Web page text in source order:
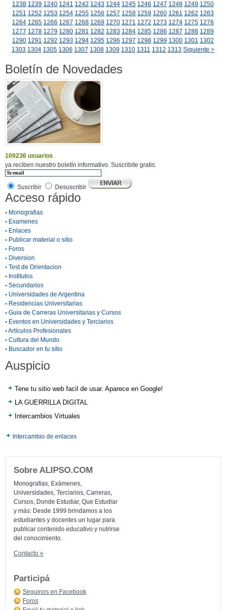
1238 1239 1240 1241 1242 1243 1244 1245 1246 1247 1248 1249 1250
1251 1252 1253 1254 1255 1256 1257 1258 1259 1260 1261 1262 1263
1264 1265 1266 1267 1268 1269 1270 1271 1272 1273 1274 1275 1276
1277 1278 1279 1280 1281 1282 1283 1284 1285 1286 1287 1288 1289
1290 1291 1292 1293 1294 1295 1296 1297 1298 1299 1300 1301 1302
1303 1304 1305 1306 1307 1308 1309 1310 1311 1312 1313 Siguiente >
Boletín de Novedades
109236 usuarios
ya reciben nuestro boletín informativo. Suscribite gratis.
Suscribir Desuscribir
Acceso rápido
• Monografias
• Examenes
• Enlaces
• Publicar material o sitio
• Foros
• Diversion
• Test de Orientacion
• Institutos
• Secundarios
• Universidades de Argentina
• Residencias Universitarias
• Guia de Carreras Universitarias y Cursos
• Eventos en Universidades y Terciarios
•Artículos Profesionales
• Cultura del Mundo
• Buscador en tu sitio
Auspicio
Tene tu sitio web facil de usar. Aparece en Google!
LA GUERRILLA DIGITAL
Intercambios Virtuales
Intercambio de enlaces
Sobre ALIPSO.COM
Monografias, Exámenes,
Universidades, Terciarios, Carreras,
Cursos, Donde Estudiar, Que Estudiar
y más: Desde 1999 brindamos a los
estudiantes y docentes un lugar para
publicar contenido educativo y nutrirse
del conocimiento.
Contacto »
Participá
Seguinos en Facebook
Foros